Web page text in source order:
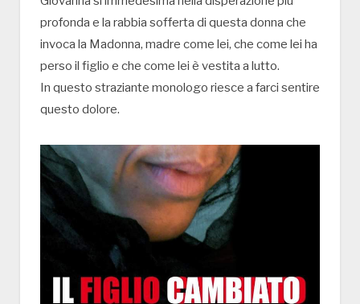
profonda e la rabbia sofferta di questa donna che
invoca la Madonna, madre come lei, che come lei ha
perso il figlio e che come lei è vestita a lutto.
In questo straziante monologo riesce a farci sentire
questo dolore.